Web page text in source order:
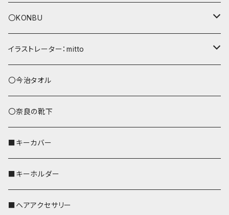
〇KONBU
ショルダーバッグ
あずまバッグ
トートバッグ（L）
バッグインバッグ
イラストレーター：mitto
シマエナガ
ハシビロコウ
オカメインコ
歌うオカメちゃん
おかめ３兄弟
セキセイインコ
文鳥
〇今治タオル
〇奈良の靴下
■キーカバー
■キーホルダー
■ヘアアクセサリー